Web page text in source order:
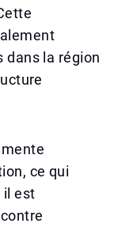
dans la région
ce qui
il est